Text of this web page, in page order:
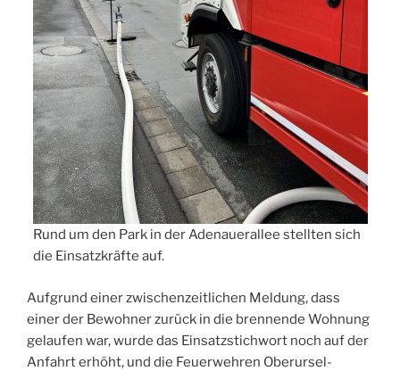
Rund um den Park in der Adenauerallee stellten sich
die Einsatzkräfte auf.
Aufgrund einer zwischenzeitlichen Meldung, dass
einer der Bewohner zurück in die brennende Wohnung
gelaufen war, wurde das Einsatzstichwort noch auf der
Anfahrt erhöht, und die Feuerwehren Oberursel-